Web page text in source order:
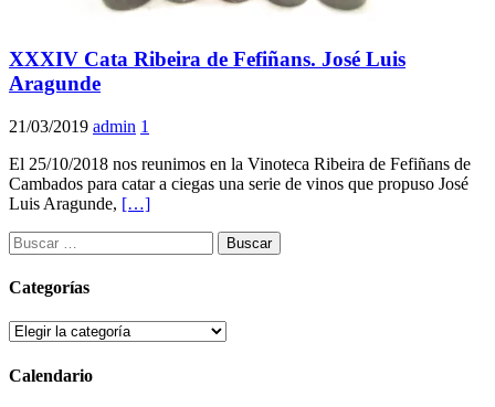
XXXIV Cata Ribeira de Fefiñans. José Luis
Aragunde
21/03/2019 admin 1
El 25/10/2018 nos reunimos en la Vinoteca Ribeira de Fefiñans de
Cambados para catar a ciegas una serie de vinos que propuso José
Luis Aragunde, […]
Buscar:
Categorías
Categorías
Calendario